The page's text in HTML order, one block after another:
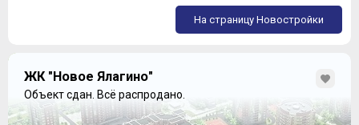
На страницу Новостройки
ЖК "Новое Ялагино"
Объект сдан. Всё распродано.